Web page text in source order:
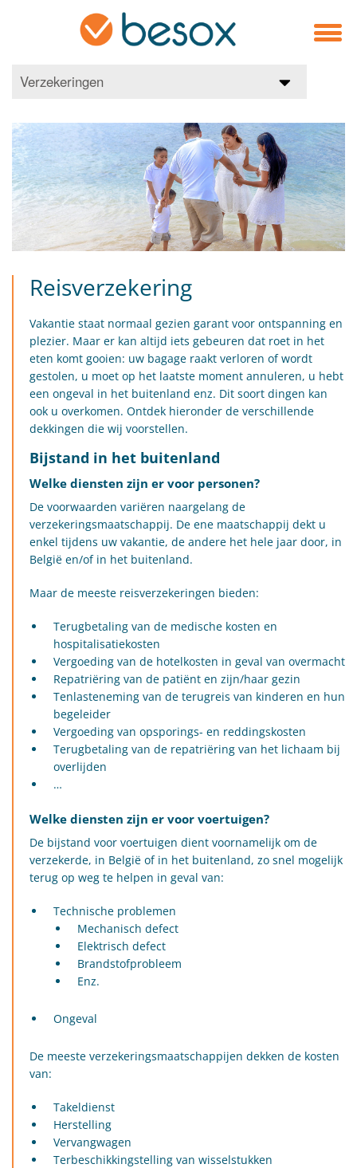
Verzekeringen
Reisverzekering
Vakantie staat normaal gezien garant voor ontspanning en
plezier. Maar er kan altijd iets gebeuren dat roet in het
eten komt gooien: uw bagage raakt verloren of wordt
gestolen, u moet op het laatste moment annuleren, u hebt
een ongeval in het buitenland enz. Dit soort dingen kan
ook u overkomen. Ontdek hieronder de verschillende
dekkingen die wij voorstellen.
Bijstand in het buitenland
Welke diensten zijn er voor personen?
De voorwaarden variëren naargelang de
verzekeringsmaatschappij. De ene maatschappij dekt u
enkel tijdens uw vakantie, de andere het hele jaar door, in
België en/of in het buitenland.
Maar de meeste reisverzekeringen bieden:
Terugbetaling van de medische kosten en
hospitalisatiekosten
Vergoeding van de hotelkosten in geval van overmacht
Repatriëring van de patiënt en zijn/haar gezin
Tenlasteneming van de terugreis van kinderen en hun
begeleider
Vergoeding van opsporings- en reddingskosten
Terugbetaling van de repatriëring van het lichaam bij
overlijden
…
Welke diensten zijn er voor voertuigen?
De bijstand voor voertuigen dient voornamelijk om de
verzekerde, in België of in het buitenland, zo snel mogelijk
terug op weg te helpen in geval van:
Technische problemen
Mechanisch defect
Elektrisch defect
Brandstofprobleem
Enz.
Ongeval
De meeste verzekeringsmaatschappijen dekken de kosten
van:
Takeldienst
Herstelling
Vervangwagen
Terbeschikkingstelling van wisselstukken